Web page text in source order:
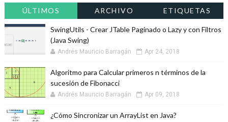
ÚLTIMOS ARCHIVO ETIQUETAS
SwingUtils - Crear JTable Paginado o Lazy y con Filtros
(Java Swing)
Andrés Mauricio Barragán Apr 24, 2018
Algoritmo para Calcular primeros n términos de la
sucesión de Fibonacci
Andrés Mauricio Barragán Apr 09, 2018
¿Cómo Sincronizar un ArrayList en Java?